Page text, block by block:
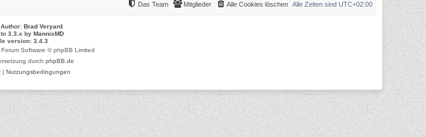
Alle Zeiten sind UTC+02:00
Alle Cookies löschen
Mitglieder
Das Team
Brad Veryard
3.3.x by MannixMD
version: 3.4.3
Software © phpBB Limited
durch phpBB.de
| Nutzungsbedingungen